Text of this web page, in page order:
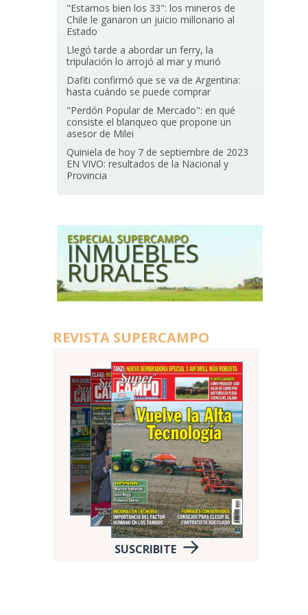
"Estamos bien los 33": los mineros de
Chile le ganaron un juicio millonario al
Estado
Llegó tarde a abordar un ferry, la
tripulación lo arrojó al mar y murió
Dafiti confirmó que se va de Argentina:
hasta cuándo se puede comprar
"Perdón Popular de Mercado": en qué
consiste el blanqueo que propone un
asesor de Milei
Quiniela de hoy 7 de septiembre de 2023
EN VIVO: resultados de la Nacional y
Provincia
REVISTA SUPERCAMPO
SUSCRIBITE